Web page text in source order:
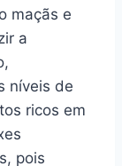
maçãs e
a
níveis de
ricos em
pois